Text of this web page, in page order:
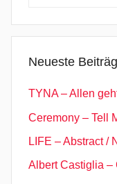
Neueste
TYNA – Allen
Ceremony – Tell
LIFE – Abstract /
Albert Castiglia –